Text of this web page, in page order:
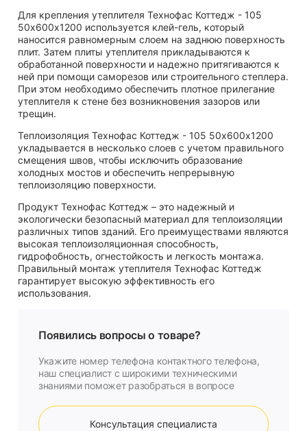
Для крепления утеплителя Технофас Коттедж - 105
50х600х1200 используется клей-гель, который
наносится равномерным слоем на заднюю поверхность
плит. Затем плиты утеплителя прикладываются к
обработанной поверхности и надежно притягиваются к
ней при помощи саморезов или строительного степлера.
При этом необходимо обеспечить плотное прилегание
утеплителя к стене без возникновения зазоров или
трещин.
Теплоизоляция Технофас Коттедж - 105 50х600х1200
укладывается в несколько слоев с учетом правильного
смещения швов, чтобы исключить образование
холодных мостов и обеспечить непрерывную
теплоизоляцию поверхности.
Продукт Технофас Коттедж – это надежный и
экологически безопасный материал для теплоизоляции
различных типов зданий. Его преимуществами являются
высокая теплоизоляционная способность,
гидрофобность, огнестойкость и легкость монтажа.
Правильный монтаж утеплителя Технофас Коттедж
гарантирует высокую эффективность его
использования.
Появились вопросы о товаре?
Укажите номер телефона контактного телефона,
наш специалист с широкими техническими
знаниями поможет разобраться в вопросе
Консультация специалиста